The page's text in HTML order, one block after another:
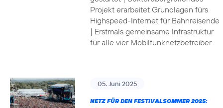
Projekt erarbeitet Grundlagen fürs
Highspeed-Internet für Bahnreisende
| Erstmals gemeinsame Infrastruktur
für alle vier Mobilfunknetzbetreiber
05. Juni 2025
NETZ FÜR DEN FESTIVALSOMMER 2025: